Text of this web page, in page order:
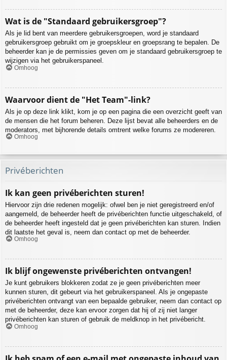
Wat is de "Standaard gebruikersgroep"?
Als je lid bent van meerdere gebruikersgroepen, word je standaard
gebruikersgroep gebruikt om je groepskleur en groepsrang te bepalen. De
beheerder kan je de permissies geven om je standaard gebruikersgroep te
wijzigen via het gebruikerspaneel.
Omhoog
Waarvoor dient de "Het Team"-link?
Als je op deze link klikt, kom je op een pagina die een overzicht geeft van
de mensen die het forum beheren. Deze lijst bevat alle beheerders en de
moderators, met bijhorende details omtrent welke forums ze modereren.
Omhoog
Privéberichten
Ik kan geen privéberichten sturen!
Hiervoor zijn drie redenen mogelijk: ofwel ben je niet geregistreerd en/of
aangemeld, de beheerder heeft de privéberichten functie uitgeschakeld, of
de beheerder heeft ingesteld dat je geen privéberichten kan sturen. Indien
dit laatste het geval is, neem dan contact op met de beheerder.
Omhoog
Ik blijf ongewenste privéberichten ontvangen!
Je kunt gebruikers blokkeren zodat ze je geen privéberichten meer
kunnen sturen, dit gebeurt via het gebruikerspaneel. Als je ongepaste
privéberichten ontvangt van een bepaalde gebruiker, neem dan contact op
met de beheerder, deze kan ervoor zorgen dat hij of zij niet langer
privéberichten kan sturen of gebruik de meldknop in het privébericht.
Omhoog